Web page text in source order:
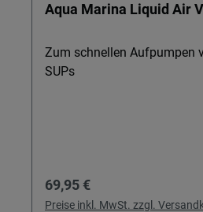
Aqua Marina Liquid Air
Zum schnellen Aufpumpen
SUPs
Regulärer Preis:
69,95 €
Preise inkl. MwSt. zzgl.